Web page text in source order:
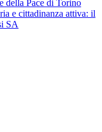
della Pace di Torino
e cittadinanza attiva: il
SA